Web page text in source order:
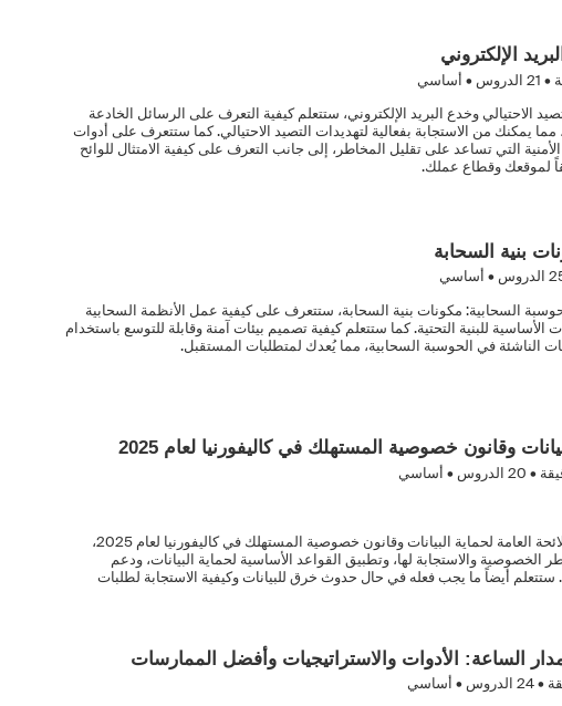
الإلكتروني
•
21الدروس • أساسي
الاحتيالي وخدع البريد الإلكتروني، ستتعلم كيفية التعرف على الرسائل الخادعة
مما يمكنك من الاستجابة بفعالية لتهديدات التصيد الاحتيالي. كما ستتعرف على أدوات
التي تساعد على تقليل المخاطر، إلى جانب التعرف على كيفية الامتثال للوائح
لموقعك وقطاع عملك.
بنية السحابة
الدروس • أساسي
السحابية: مكونات بنية السحابة، ستتعرف على كيفية عمل الأنظمة السحابية
للبنية التحتية. كما ستتعلم كيفية تصميم بيئات آمنة وقابلة للتوسع باستخدام
الناشئة في الحوسبة السحابية، مما يُعدك لمتطلبات المستقبل.
وقانون خصوصية المستهلك في كاليفورنيا لعام 2025
•
20الدروس • أساسي
في هذه الدورة التدريبية عن اللائحة العامة لحماية البيانات وقانون خصوصية المستهلك في كاليفورنيا لعام 2025،
الخصوصية والاستجابة لها، وتطبيق القواعد الأساسية لحماية البيانات، ودعم
ستتعلم أيضاً ما يجب فعله في حال حدوث خرق للبيانات وكيفية الاستجابة لطلبات
الساعة: الأدوات والاستراتيجيات وأفضل الممارسات
•
24الدروس • أساسي